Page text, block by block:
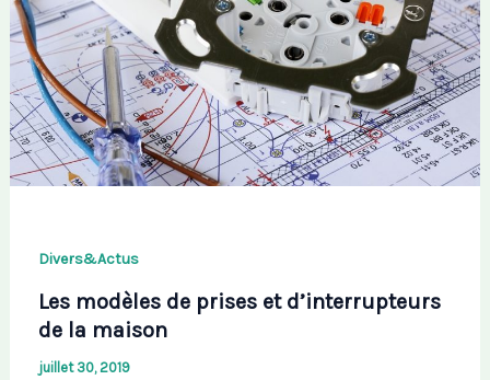
Divers&Actus
Les modèles de prises et d’interrupteurs
de la maison
juillet 30, 2019